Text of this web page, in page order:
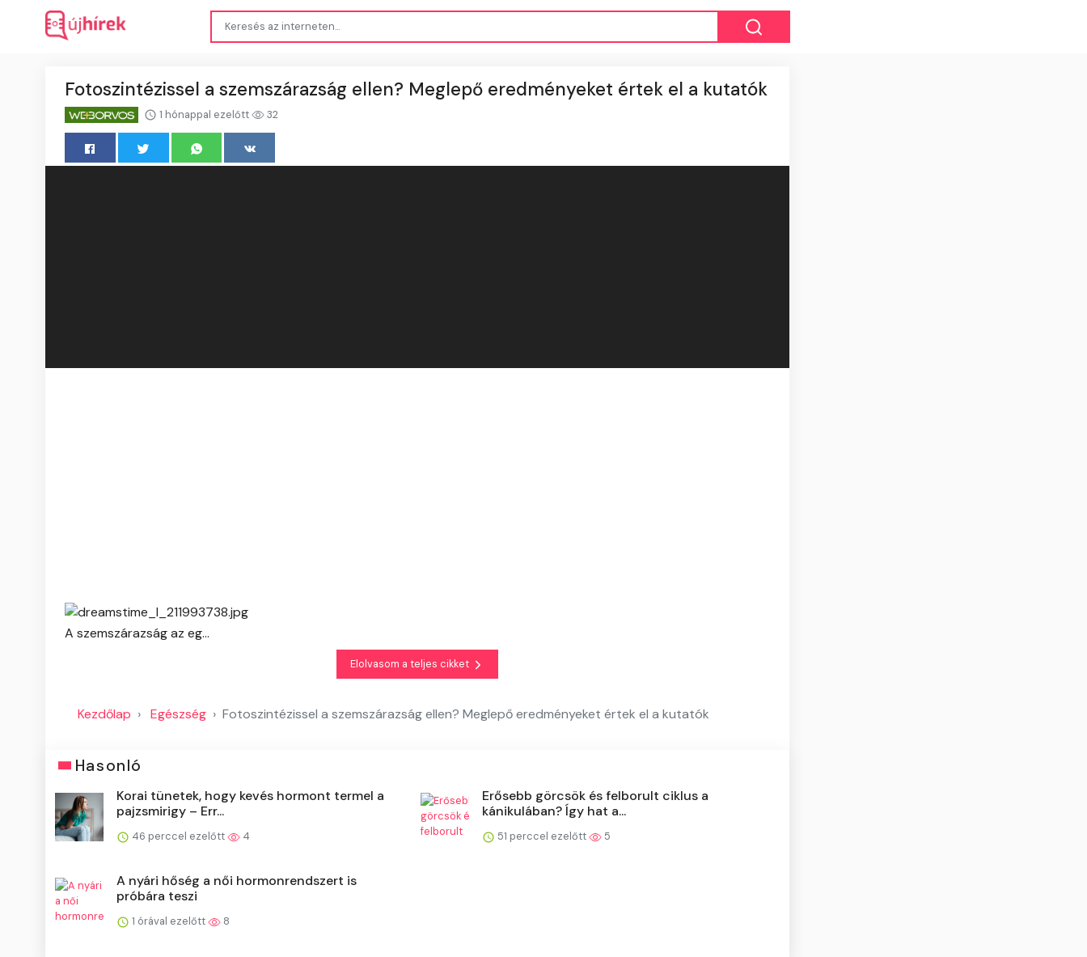
Fotoszintézissel a szemszárazság ellen? Meglepő eredményeket értek el a kutatók
1 hónappal ezelőtt 32
A szemszárazság az eg...
Elolvasom a teljes cikket
Kezdőlap Egészség Fotoszintézissel a szemszárazság ellen? Meglepő eredményeket értek el a kutatók
Hasonló
Korai tünetek, hogy kevés hormont termel a
pajzsmirigy – Err...
46 perccel ezelőtt 4
Erősebb görcsök és felborult ciklus a
kánikulában? Így hat a...
51 perccel ezelőtt 5
A nyári hőség a női hormonrendszert is
próbára teszi
1 órával ezelőtt 8